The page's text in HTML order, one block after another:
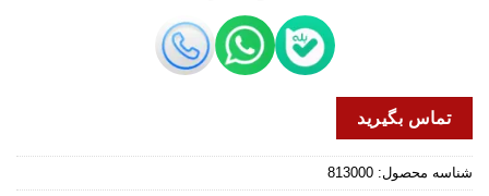
تماس بگیرید
شناسه محصول: 813000